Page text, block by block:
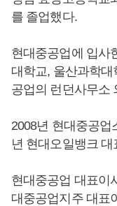
를 졸업했다.
현대중공업에 입사
대학교, 울산과학
공업의 런던사무소
2008년 현대중공업
년 현대오일뱅크
현대중공업 대표이
대중공업지주 대표